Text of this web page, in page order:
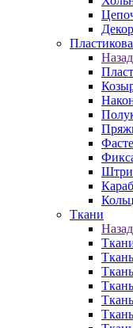
Назад
Ткани
Назад